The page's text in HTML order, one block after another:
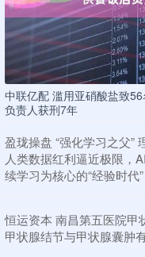
中联亿配 滥用亚硝酸盐致
负责人获刑7年
盈珑操盘 “强化学习之父”
人类数据红利逼近极限，
续学习为核心的“经验时代”
恒运资本 南昌第五医院甲
甲状腺结节与甲状腺囊肿